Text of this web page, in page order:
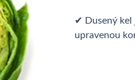
✔ Dusený kel
upravenou